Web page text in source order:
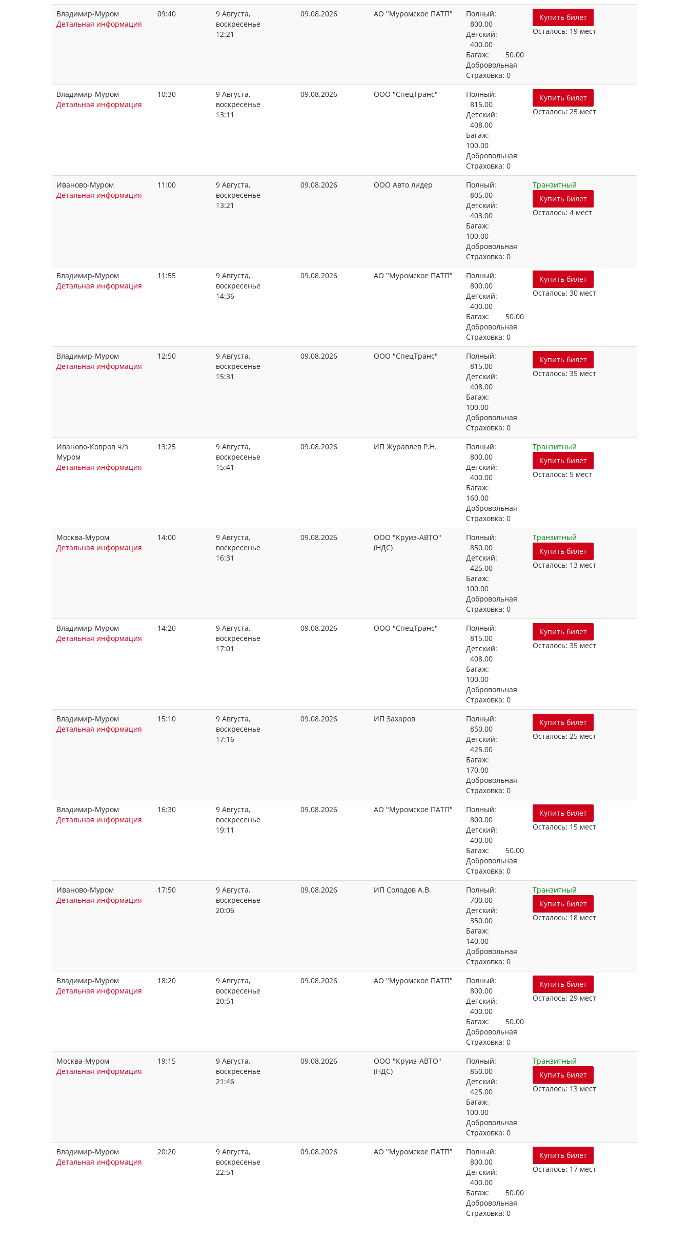
Владимир-Муром
Детальная информация
09:40
9 Августа,
воскресенье
12:21
09.08.2026 АО "Муромское ПАТП"
Полный:
800.00
Детский:
400.00
Багаж: 50.00
Добровольная
Страховка: 0
Купить билет
Осталось: 19 мест
Владимир-Муром
Детальная информация
10:30
9 Августа,
воскресенье
13:11
09.08.2026 ООО "СпецТранс"
Полный:
815.00
Детский:
408.00
Багаж:
100.00
Добровольная
Страховка: 0
Купить билет
Осталось: 25 мест
Иваново-Муром
Детальная информация
11:00
9 Августа,
воскресенье
13:21
09.08.2026 ООО Авто лидер
Полный:
805.00
Детский:
403.00
Багаж:
100.00
Добровольная
Страховка: 0
Транзитный
Купить билет
Осталось: 4 мест
Владимир-Муром
Детальная информация
11:55
9 Августа,
воскресенье
14:36
09.08.2026 АО "Муромское ПАТП"
Полный:
800.00
Детский:
400.00
Багаж: 50.00
Добровольная
Страховка: 0
Купить билет
Осталось: 30 мест
Владимир-Муром
Детальная информация
12:50
9 Августа,
воскресенье
15:31
09.08.2026 ООО "СпецТранс"
Полный:
815.00
Детский:
408.00
Багаж:
100.00
Добровольная
Страховка: 0
Купить билет
Осталось: 35 мест
Иваново-Ковров ч/з
Муром
Детальная информация
13:25
9 Августа,
воскресенье
15:41
09.08.2026 ИП Журавлев Р.Н.
Полный:
800.00
Детский:
400.00
Багаж:
160.00
Добровольная
Страховка: 0
Транзитный
Купить билет
Осталось: 5 мест
Москва-Муром
Детальная информация
14:00
9 Августа,
воскресенье
16:31
09.08.2026
ООО "Круиз-АВТО"
(НДС)
Полный:
850.00
Детский:
425.00
Багаж:
100.00
Добровольная
Страховка: 0
Транзитный
Купить билет
Осталось: 13 мест
Владимир-Муром
Детальная информация
14:20
9 Августа,
воскресенье
17:01
09.08.2026 ООО "СпецТранс"
Полный:
815.00
Детский:
408.00
Багаж:
100.00
Добровольная
Страховка: 0
Купить билет
Осталось: 35 мест
Владимир-Муром
Детальная информация
15:10
9 Августа,
воскресенье
17:16
09.08.2026 ИП Захаров
Полный:
850.00
Детский:
425.00
Багаж:
170.00
Добровольная
Страховка: 0
Купить билет
Осталось: 25 мест
Владимир-Муром
Детальная информация
16:30
9 Августа,
воскресенье
19:11
09.08.2026 АО "Муромское ПАТП"
Полный:
800.00
Детский:
400.00
Багаж: 50.00
Добровольная
Страховка: 0
Купить билет
Осталось: 15 мест
Иваново-Муром
Детальная информация
17:50
9 Августа,
воскресенье
20:06
09.08.2026 ИП Солодов А.В.
Полный:
700.00
Детский:
350.00
Багаж:
140.00
Добровольная
Страховка: 0
Транзитный
Купить билет
Осталось: 18 мест
Владимир-Муром
Детальная информация
18:20
9 Августа,
воскресенье
20:51
09.08.2026 АО "Муромское ПАТП"
Полный:
800.00
Детский:
400.00
Багаж: 50.00
Добровольная
Страховка: 0
Купить билет
Осталось: 29 мест
Москва-Муром
Детальная информация
19:15
9 Августа,
воскресенье
21:46
09.08.2026
ООО "Круиз-АВТО"
(НДС)
Полный:
850.00
Детский:
425.00
Багаж:
100.00
Добровольная
Страховка: 0
Транзитный
Купить билет
Осталось: 13 мест
Владимир-Муром
Детальная информация
20:20
9 Августа,
воскресенье
22:51
09.08.2026 АО "Муромское ПАТП"
Полный:
800.00
Детский:
400.00
Багаж: 50.00
Добровольная
Страховка: 0
Купить билет
Осталось: 17 мест